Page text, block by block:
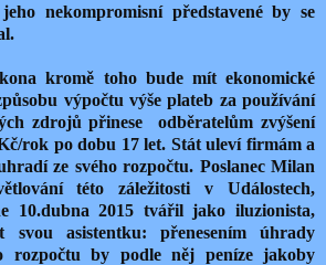
nekompromisní představené by se
kromě toho bude mít ekonomické
výpočtu výše plateb za používání
zdrojů přinese odběratelům zvýšení
rok po dobu 17 let. Stát uleví firmám a
ze svého rozpočtu. Poslanec Milan
této záležitosti v Událostech,
10.dubna 2015 tvářil jako iluzionista,
svou asistentku: přenesením úhrady
rozpočtu by podle něj peníze jakoby